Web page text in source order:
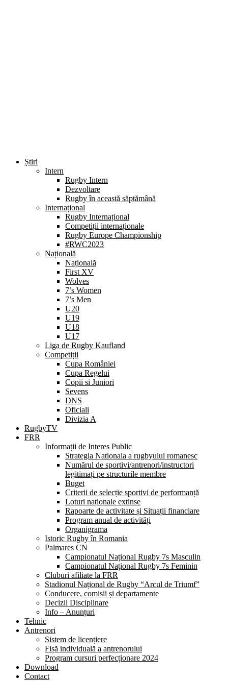
Știri
Intern
Rugby Intern
Dezvoltare
Rugby în această săptămână
Internațional
Rugby Internațional
Competiții internaționale
Rugby Europe Championship
#RWC2023
Națională
Națională
First XV
Wolves
7’s Women
7’s Men
U20
U19
U18
U17
Liga de Rugby Kaufland
Competiții
Cupa României
Cupa Regelui
Copii si Juniori
Sevens
DNS
Oficiali
Divizia A
RugbyTV
FRR
Informații de Interes Public
Strategia Nationala a rugbyului romanesc
Numărul de sportivi/antrenori/instructori
legitimați pe structurile membre
Buget
Criterii de selecție sportivi de performanță
Loturi naționale extinse
Rapoarte de activitate și Situații financiare
Program anual de activități
Organigrama
Istoric Rugby în Romania
Palmares CN
Campionatul Național Rugby 7s Masculin
Campionatul Național Rugby 7s Feminin
Cluburi afiliate la FRR
Stadionul Național de Rugby “Arcul de Triumf”
Conducere, comisii și departamente
Decizii Disciplinare
Info – Anunțuri
Tehnic
Antrenori
Sistem de licențiere
Fișă individuală a antrenorului
Program cursuri perfecționare 2024
Download
Contact